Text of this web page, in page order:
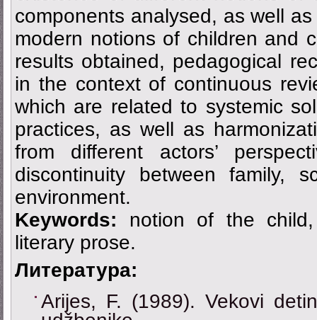
components analysed, as well
modern notions of children and
results obtained, pedagogical
in the context of continuous
which are related to systemic
practices, as well as
from different actors’
discontinuity between family,
environment.
Keywords: notion of the
literary prosе.
Литература:
Arijes, F. (1989). Vekovi